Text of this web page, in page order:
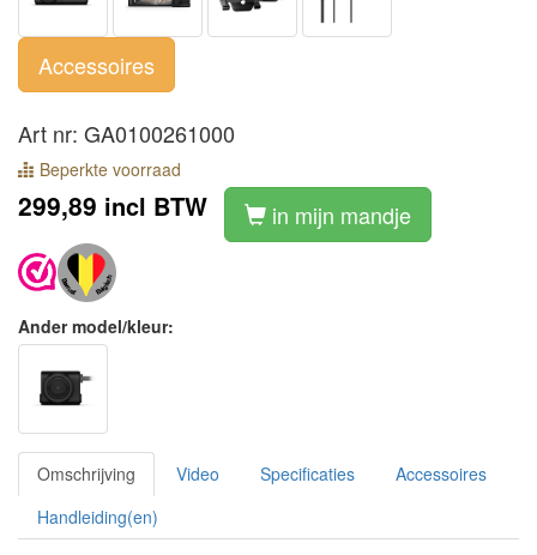
Accessoires
Art nr: GA0100261000
Beperkte voorraad
299,89 incl BTW in mijn mandje
Ander model/kleur:
Omschrijving Video Specificaties
Accessoires
Handleiding(en)